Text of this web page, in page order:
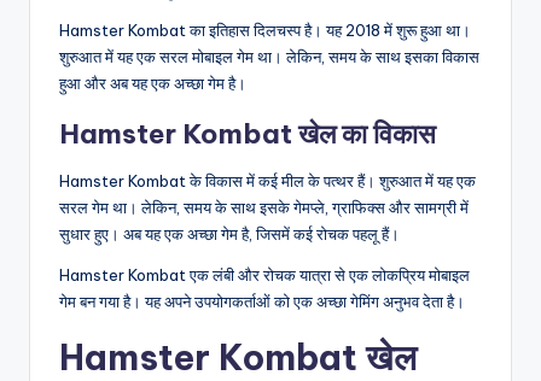
Hamster Kombat का इतिहास दिलचस्प है। यह 2018 में शुरू हुआ था।
शुरुआत में यह एक सरल मोबाइल गेम था। लेकिन, समय के साथ इसका विकास
हुआ और अब यह एक अच्छा गेम है।
Hamster Kombat खेल का विकास
Hamster Kombat के विकास में कई मील के पत्थर हैं। शुरुआत में यह एक
सरल गेम था। लेकिन, समय के साथ इसके गेमप्ले, ग्राफिक्स और सामग्री में
सुधार हुए। अब यह एक अच्छा गेम है, जिसमें कई रोचक पहलू हैं।
Hamster Kombat एक लंबी और रोचक यात्रा से एक लोकप्रिय मोबाइल
गेम बन गया है। यह अपने उपयोगकर्ताओं को एक अच्छा गेमिंग अनुभव देता है।
Hamster Kombat खेल